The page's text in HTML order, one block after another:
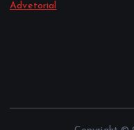
Advetorial